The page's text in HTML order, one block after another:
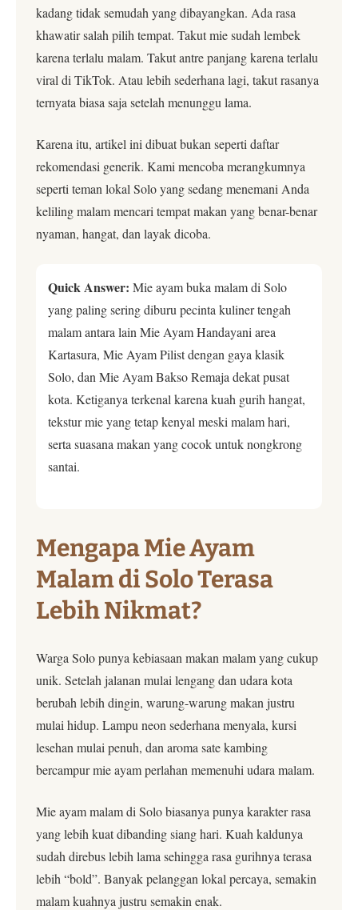
kadang tidak semudah yang dibayangkan. Ada rasa
khawatir salah pilih tempat. Takut mie sudah lembek
karena terlalu malam. Takut antre panjang karena terlalu
viral di TikTok. Atau lebih sederhana lagi, takut rasanya
ternyata biasa saja setelah menunggu lama.
Karena itu, artikel ini dibuat bukan seperti daftar
rekomendasi generik. Kami mencoba merangkumnya
seperti teman lokal Solo yang sedang menemani Anda
keliling malam mencari tempat makan yang benar-benar
nyaman, hangat, dan layak dicoba.
Quick Answer: Mie ayam buka malam di Solo
yang paling sering diburu pecinta kuliner tengah
malam antara lain Mie Ayam Handayani area
Kartasura, Mie Ayam Pilist dengan gaya klasik
Solo, dan Mie Ayam Bakso Remaja dekat pusat
kota. Ketiganya terkenal karena kuah gurih hangat,
tekstur mie yang tetap kenyal meski malam hari,
serta suasana makan yang cocok untuk nongkrong
santai.
Mengapa Mie Ayam
Malam di Solo Terasa
Lebih Nikmat?
Warga Solo punya kebiasaan makan malam yang cukup
unik. Setelah jalanan mulai lengang dan udara kota
berubah lebih dingin, warung-warung makan justru
mulai hidup. Lampu neon sederhana menyala, kursi
lesehan mulai penuh, dan aroma sate kambing
bercampur mie ayam perlahan memenuhi udara malam.
Mie ayam malam di Solo biasanya punya karakter rasa
yang lebih kuat dibanding siang hari. Kuah kaldunya
sudah direbus lebih lama sehingga rasa gurihnya terasa
lebih “bold”. Banyak pelanggan lokal percaya, semakin
malam kuahnya justru semakin enak.